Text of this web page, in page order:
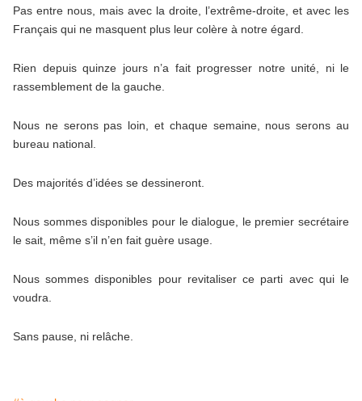
Pas entre nous, mais avec la droite, l’extrême-droite, et avec les
Français qui ne masquent plus leur colère à notre égard.
Rien depuis quinze jours n’a fait progresser notre unité, ni le
rassemblement de la gauche.
Nous ne serons pas loin, et chaque semaine, nous serons au
bureau national.
Des majorités d’idées se dessineront.
Nous sommes disponibles pour le dialogue, le premier secrétaire
le sait, même s’il n’en fait guère usage.
Nous sommes disponibles pour revitaliser ce parti avec qui le
voudra.
Sans pause, ni relâche.